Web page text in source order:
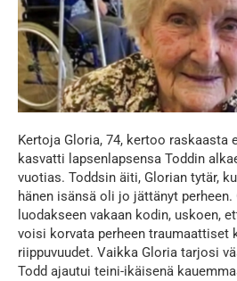
Kertoja Gloria, 74, kertoo raskaasta
kasvatti lapsenlapsensa Toddin
vuotias. Toddsin äiti, Glorian tytär,
hänen isänsä oli jo jättänyt
luodakseen vakaan kodin, uskoen,
voisi korvata perheen traumaattiset
riippuvuudet. Vaikka Gloria tarjosi
Todd ajautui teini-ikäisenä